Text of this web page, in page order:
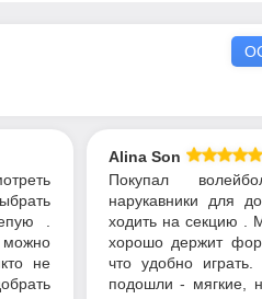
.
не
Alina Son
Покупал
нарукавники для
ходить на секцию .
хорошо держит
что удобно играть.
подошли - мягкие,